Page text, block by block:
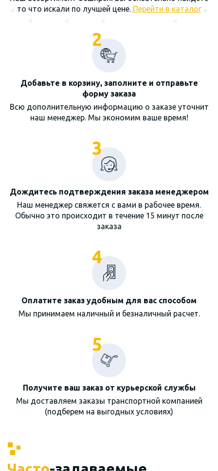
то что искали по лучшей цене. Перейти в каталог
2
Добавьте в корзину, заполните и отправьте
форму заказа
Всю дополнительную информацию о заказе уточнит
наш менеджер. Мы экономим ваше время!
3
Дождитесь подтверждения заказа менеджером
Наш менеджер свяжется с вами в рабочее время.
Обычно это происходит в течение 15 минут после
заказа
4
Оплатите заказ удобным для вас способом
Мы принимаем наличный и безналичный расчет.
5
Получите ваш заказ от курьерской службы
Мы доставляем заказы транспортной компанией
(подберем на выгодных условиях)